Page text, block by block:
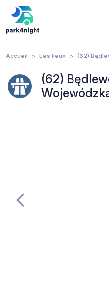
Accueil Les lieux (62)
(62)